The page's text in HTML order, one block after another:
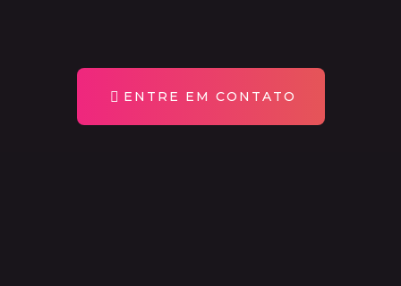
ENTRE EM CONTATO